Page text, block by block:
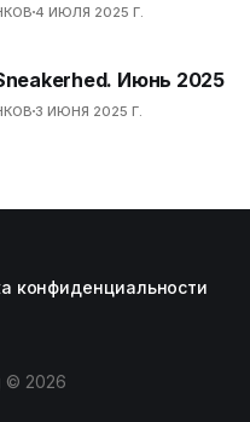
4 ИЮЛЯ 2025 Г.
Июнь 2025
3 ИЮНЯ 2025 Г.
конфиденциальности
© 2026